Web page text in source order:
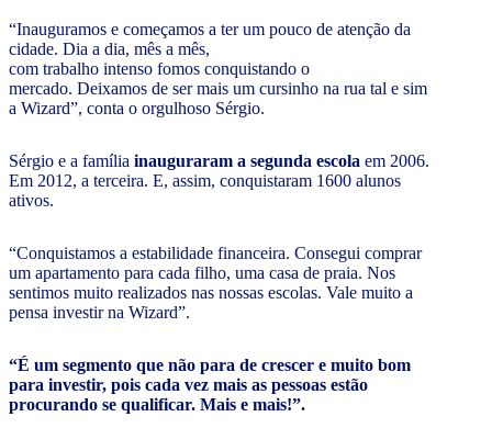
“Inauguramos e começamos a ter um pouco de atenção da
cidade. Dia a dia, mês a mês,
com trabalho intenso fomos conquistando o
mercado. Deixamos de ser mais um cursinho na rua tal e sim
a Wizard”, conta o orgulhoso Sérgio.
Sérgio e a família inauguraram a segunda escola em 2006.
Em 2012, a terceira. E, assim, conquistaram 1600 alunos
ativos.
“Conquistamos a estabilidade financeira. Consegui comprar
um apartamento para cada filho, uma casa de praia. Nos
sentimos muito realizados nas nossas escolas. Vale muito a
pensa investir na Wizard”.
“É um segmento que não para de crescer e muito bom
para investir, pois cada vez mais as pessoas estão
procurando se qualificar. Mais e mais!”.